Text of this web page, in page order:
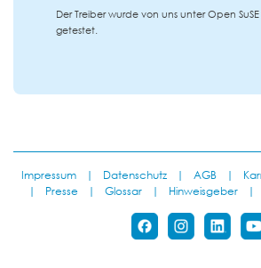
Der Treiber wurde von uns unter Open
getestet.
Impressum | Datenschutz | AGB |
|
Presse | Glossar | Hinweisgeber |